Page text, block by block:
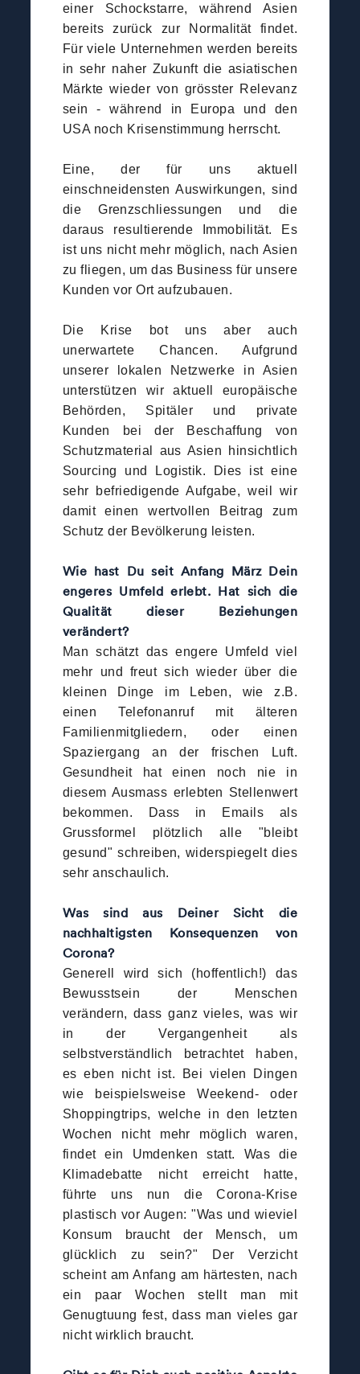
einer Schockstarre, während Asien
bereits zurück zur Normalität findet.
Für viele Unternehmen werden bereits
in sehr naher Zukunft die asiatischen
Märkte wieder von grösster Relevanz
sein - während in Europa und den
USA noch Krisenstimmung herrscht.
Eine, der für uns aktuell
einschneidensten Auswirkungen, sind
die Grenzschliessungen und die
daraus resultierende Immobilität. Es
ist uns nicht mehr möglich, nach Asien
zu fliegen, um das Business für unsere
Kunden vor Ort aufzubauen.
Die Krise bot uns aber auch
unerwartete Chancen. Aufgrund
unserer lokalen Netzwerke in Asien
unterstützen wir aktuell europäische
Behörden, Spitäler und private
Kunden bei der Beschaffung von
Schutzmaterial aus Asien hinsichtlich
Sourcing und Logistik. Dies ist eine
sehr befriedigende Aufgabe, weil wir
damit einen wertvollen Beitrag zum
Schutz der Bevölkerung leisten.
Wie hast Du seit Anfang März Dein
engeres Umfeld erlebt. Hat sich die
Qualität dieser Beziehungen
verändert?
Man schätzt das engere Umfeld viel
mehr und freut sich wieder über die
kleinen Dinge im Leben, wie z.B.
einen Telefonanruf mit älteren
Familienmitgliedern, oder einen
Spaziergang an der frischen Luft.
Gesundheit hat einen noch nie in
diesem Ausmass erlebten Stellenwert
bekommen. Dass in Emails als
Grussformel plötzlich alle "bleibt
gesund" schreiben, widerspiegelt dies
sehr anschaulich.
Was sind aus Deiner Sicht die
nachhaltigsten Konsequenzen von
Corona?
Generell wird sich (hoffentlich!) das
Bewusstsein der Menschen
verändern, dass ganz vieles, was wir
in der Vergangenheit als
selbstverständlich betrachtet haben,
es eben nicht ist. Bei vielen Dingen
wie beispielsweise Weekend- oder
Shoppingtrips, welche in den letzten
Wochen nicht mehr möglich waren,
findet ein Umdenken statt. Was die
Klimadebatte nicht erreicht hatte,
führte uns nun die Corona-Krise
plastisch vor Augen: "Was und wieviel
Konsum braucht der Mensch, um
glücklich zu sein?" Der Verzicht
scheint am Anfang am härtesten, nach
ein paar Wochen stellt man mit
Genugtuung fest, dass man vieles gar
nicht wirklich braucht.